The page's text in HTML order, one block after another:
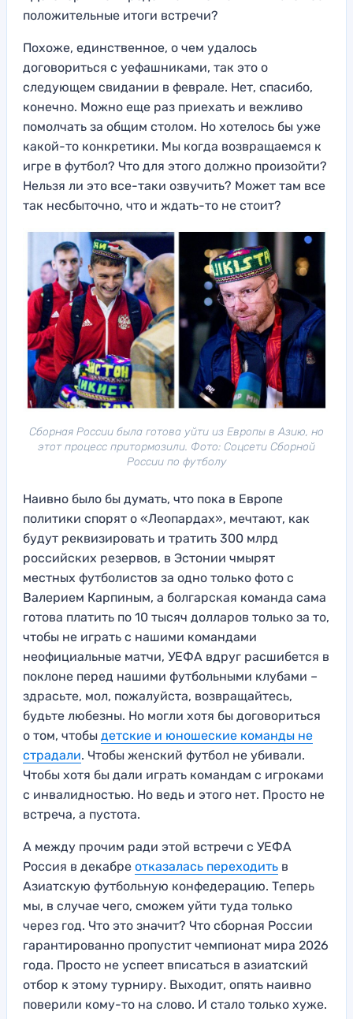
положительные итоги встречи?
Похоже, единственное, о чем удалось
договориться с уефашниками, так это о
следующем свидании в феврале. Нет, спасибо,
конечно. Можно еще раз приехать и вежливо
помолчать за общим столом. Но хотелось бы уже
какой-то конкретики. Мы когда возвращаемся к
игре в футбол? Что для этого должно произойти?
Нельзя ли это все-таки озвучить? Может там все
так несбыточно, что и ждать-то не стоит?
Сборная России была готова уйти из Европы в Азию, но
этот процесс притормозили. Фото: Соцсети Сборной
России по футболу
Наивно было бы думать, что пока в Европе
политики спорят о «Леопардах», мечтают, как
будут реквизировать и тратить 300 млрд
российских резервов, в Эстонии чмырят
местных футболистов за одно только фото с
Валерием Карпиным, а болгарская команда сама
готова платить по 10 тысяч долларов только за то,
чтобы не играть с нашими командами
неофициальные матчи, УЕФА вдруг расшибется в
поклоне перед нашими футбольными клубами –
здрасьте, мол, пожалуйста, возвращайтесь,
будьте любезны. Но могли хотя бы договориться
о том, чтобы детские и юношеские команды не
страдали. Чтобы женский футбол не убивали.
Чтобы хотя бы дали играть командам с игроками
с инвалидностью. Но ведь и этого нет. Просто не
встреча, а пустота.
А между прочим ради этой встречи с УЕФА
Россия в декабре отказалась переходить в
Азиатскую футбольную конфедерацию. Теперь
мы, в случае чего, сможем уйти туда только
через год. Что это значит? Что сборная России
гарантированно пропустит чемпионат мира 2026
года. Просто не успеет вписаться в азиатский
отбор к этому турниру. Выходит, опять наивно
поверили кому-то на слово. И стало только хуже.